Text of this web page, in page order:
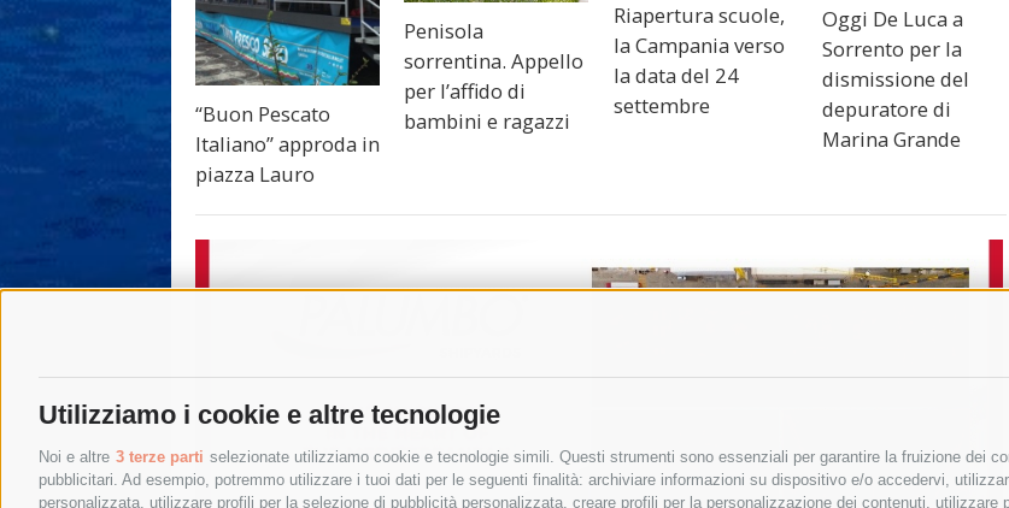
Utilizziamo i cookie e altre tecnologie
Noi e altre 3 terze parti selezionate utilizziamo cookie e tecnologie simili. Questi strumenti sono essenziali per garantire la fruizione dei
pubblicitari. Ad esempio, potremmo utilizzare i tuoi dati per le seguenti finalità: archiviare informazioni su dispositivo e/o accedervi,
personalizzata, utilizzare profili per la selezione di pubblicità personalizzata, creare profili per la personalizzazione dei contenuti,
“Buon Pescato
Italiano” approda in
piazza Lauro
Penisola
sorrentina. Appello
per l’affido di
bambini e ragazzi
Riapertura scuole,
la Campania verso
la data del 24
settembre
Oggi De Luca a
Sorrento per la
dismissione del
depuratore di
Marina Grande